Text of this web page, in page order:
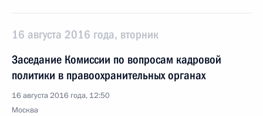
16 августа 2016 года, вторник
Заседание Комиссии по вопросам кадровой
политики в правоохранительных органах
16 августа 2016 года, 12:50
Москва